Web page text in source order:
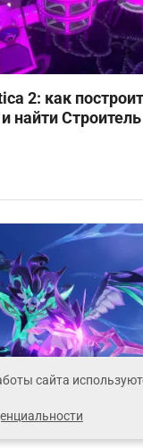
2: как
найти Строитель
сайта